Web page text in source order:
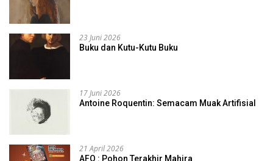
23 Juni 2026
Buku dan Kutu-Kutu Buku
17 Juni 2026
Antoine Roquentin: Semacam Muak Artifisial
21 April 2026
AFO : Pohon Terakhir Mahira